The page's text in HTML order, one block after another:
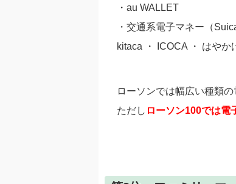
・au WALLET
・交通系電子マネー（
kitaca ・ ICOCA ・ はやか
ローソンでは幅広い種類
ただし ローソン100では電